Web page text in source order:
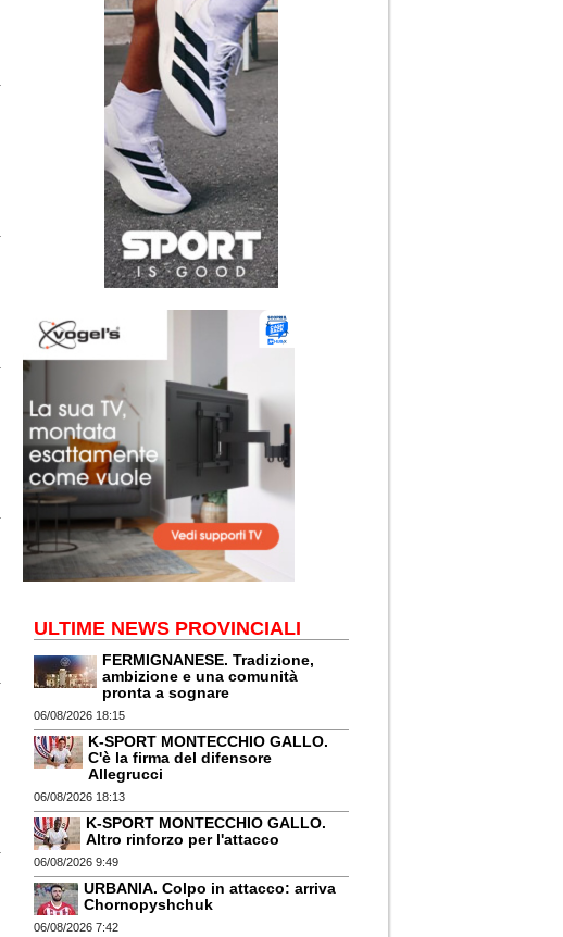
ULTIME NEWS PROVINCIALI
FERMIGNANESE. Tradizione,
ambizione e una comunità
pronta a sognare
06/08/2026 18:15
K-SPORT MONTECCHIO GALLO.
C'è la firma del difensore
Allegrucci
06/08/2026 18:13
K-SPORT MONTECCHIO GALLO.
Altro rinforzo per l'attacco
06/08/2026 9:49
URBANIA. Colpo in attacco: arriva
Chornopyshchuk
06/08/2026 7:42